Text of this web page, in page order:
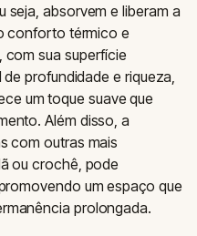
absorvem e liberam a
conforto térmico e
com sua superfície
profundidade e riqueza,
um toque suave que
Além disso, a
com outras mais
ou crochê, pode
um espaço que
prolongada.